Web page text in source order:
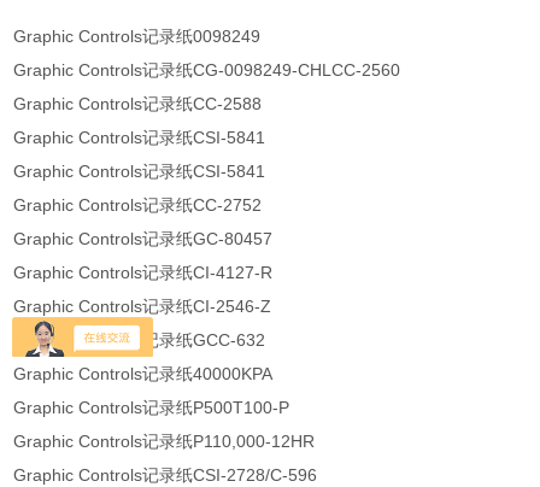
Graphic Controls记录纸0098249
Graphic Controls记录纸CG-0098249-CHLCC-2560
Graphic Controls记录纸CC-2588
Graphic Controls记录纸CSI-5841
Graphic Controls记录纸CSI-5841
Graphic Controls记录纸CC-2752
Graphic Controls记录纸GC-80457
Graphic Controls记录纸CI-4127-R
Graphic Controls记录纸CI-2546-Z
Graphic Controls记录纸GCC-632
Graphic Controls记录纸40000KPA
Graphic Controls记录纸P500T100-P
Graphic Controls记录纸P110,000-12HR
Graphic Controls记录纸CSI-2728/C-596